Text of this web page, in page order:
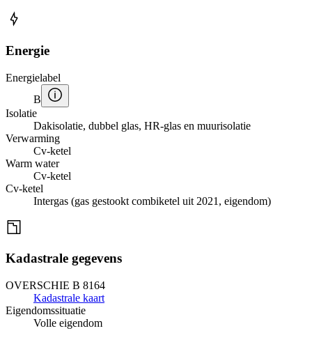
Energie
Energielabel
B
Isolatie
Dakisolatie, dubbel glas, HR-glas en muurisolatie
Verwarming
Cv-ketel
Warm water
Cv-ketel
Cv-ketel
Intergas (gas gestookt combiketel uit 2021, eigendom)
Kadastrale gegevens
OVERSCHIE B 8164
Kadastrale kaart
Eigendomssituatie
Volle eigendom